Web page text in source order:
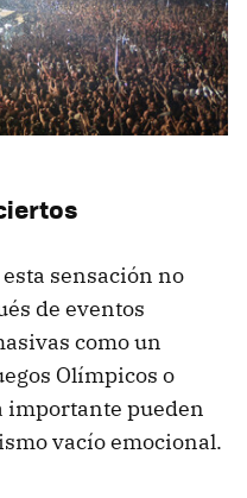
sensación no
de eventos
como un
Olímpicos o
importante pueden
vacío emocional.